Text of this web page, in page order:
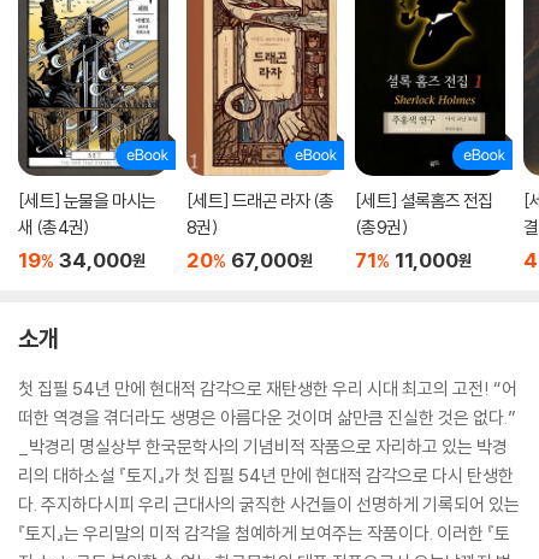
[세트] 눈물을 마시는
새 (총4권)
19% 34,000원
[세트] 드래곤 라자 (총
8권)
20% 67,000원
[세트] 셜록홈즈 전집
(총9권)
71% 11,000원
[
소개
첫 집필 54년 만에 현대적 감각으로 재탄생한 우리 시대 최고의 고전! “어
떠한 역경을 겪더라도 생명은 아름다운 것이며 삶만큼 진실한 것은 없다.”
_박경리 명실상부 한국문학사의 기념비적 작품으로 자리하고 있는 박경
리의 대하소설 『토지』가 첫 집필 54년 만에 현대적 감각으로 다시 탄생한
다. 주지하다시피 우리 근대사의 굵직한 사건들이 선명하게 기록되어 있는
『토지』는 우리말의 미적 감각을 첨예하게 보여주는 작품이다. 이러한 『토